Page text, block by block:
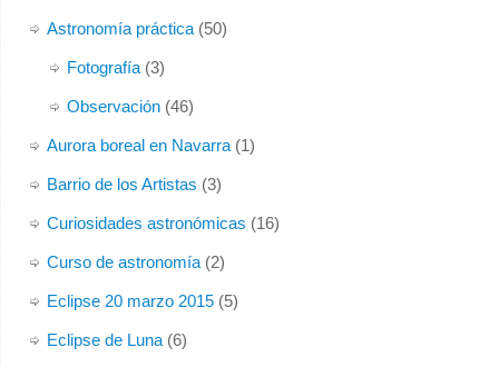
Astronomía práctica(50)
Fotografía(3)
Observación(46)
Aurora boreal en Navarra(1)
Barrio de los Artistas (3)
Curiosidades astronómicas (16)
Curso de astronomía(2)
Eclipse 20 marzo 2015(5)
Eclipse de Luna(6)